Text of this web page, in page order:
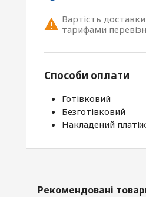
Вартість
тарифами
Способи оплати
Готівковий
Безготівковий
Накладений платіж
Рекомендовані